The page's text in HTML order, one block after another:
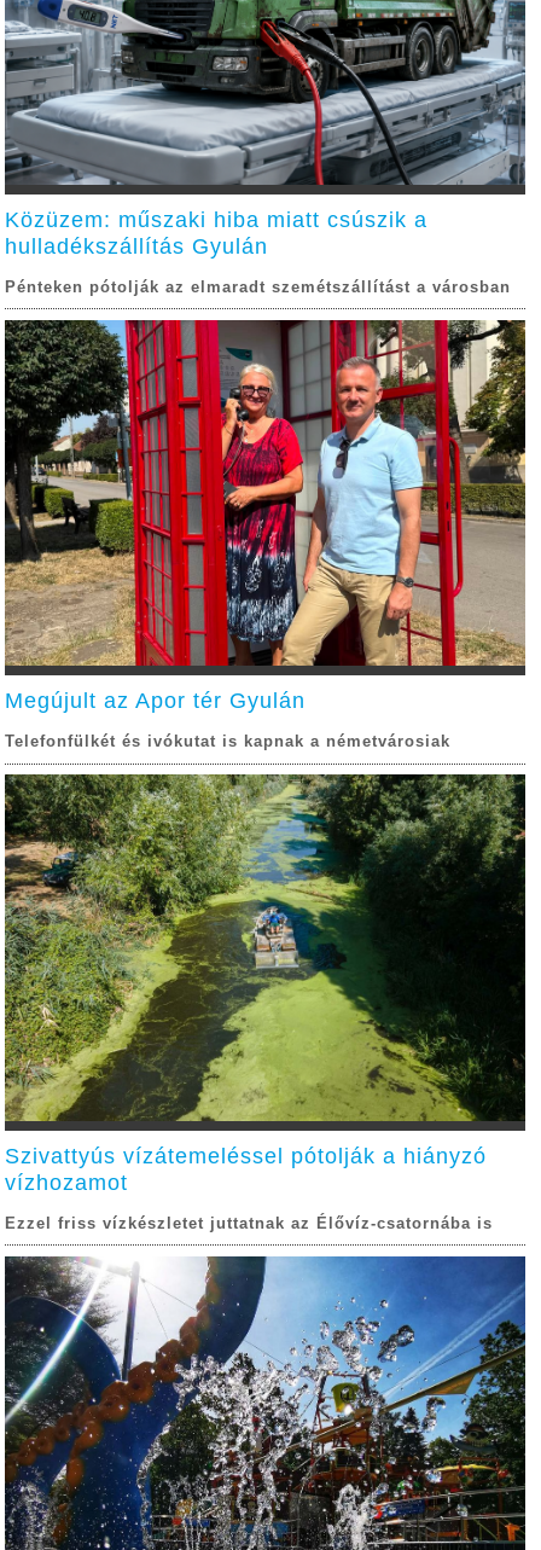
Közüzem: műszaki hiba miatt csúszik a
hulladékszállítás Gyulán
Pénteken pótolják az elmaradt szemétszállítást a városban
Megújult az Apor tér Gyulán
Telefonfülkét és ivókutat is kapnak a németvárosiak
Szivattyús vízátemeléssel pótolják a hiányzó
vízhozamot
Ezzel friss vízkészletet juttatnak az Élővíz-csatornába is